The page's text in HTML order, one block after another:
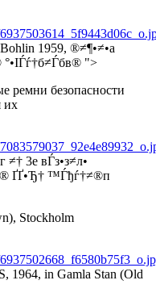
1959, ®≠¶•≠•а
°•ІЃѓ†б≠Ѓбв® ">
ремни безопасности
их
3е вЃз•з≠л•
ҐҐ•Ђ† ™Ѓђѓ†≠®п
Stockholm
1964, in Gamla Stan (Old